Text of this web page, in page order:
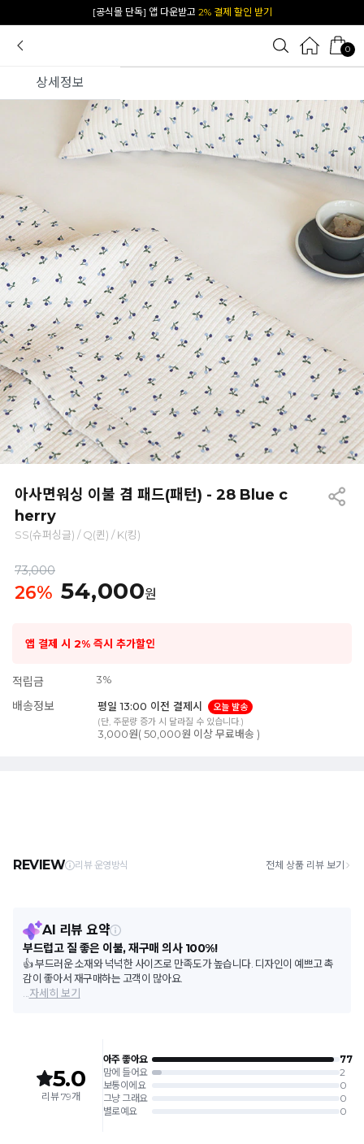
[공식몰 단독] 앱 다운받고 2% 결제 할인 받기
0
상세정보
아사면워싱 이불 겸 패드(패턴) - 28 Blue c
herry
SS(슈퍼싱글) / Q(퀸) / K(킹)
73,000
26% 54,000원
앱 결제 시 2% 즉시 추가할인
적립금 3%
배송정보 평일 13:00 이전 결제시
오늘 발송
(단, 주문량 증가 시 달라질 수 있습니다.)
3,000원( 50,000원 이상 무료배송 )